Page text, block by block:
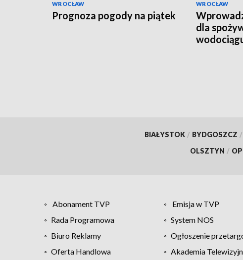
WROCŁAW
Prognoza pogody na piątek
WROCŁAW
dla
BIAŁYSTOK / BYDGOSZCZ /
OLSZTYN /
Abonament TVP Emisja w TVP
Rada Programowa
System NOS
Biuro Reklamy
Ogłoszenie
Oferta Handlowa
Akademia